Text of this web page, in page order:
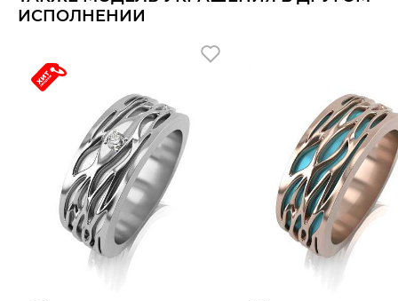
ИСПОЛНЕНИИ